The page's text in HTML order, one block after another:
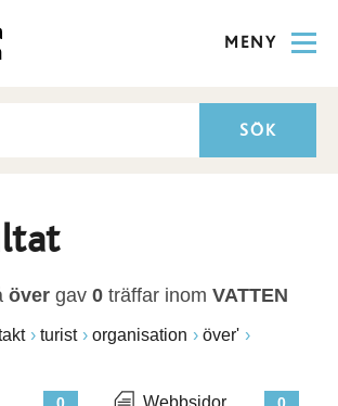
MENY
över gav 0 träffar inom VATTEN
turist organisation över'
Webbsidor